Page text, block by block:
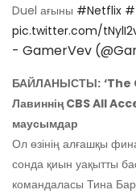
Duel ағыны #Netflix #
pic.twitter.com/
- GamerVev
БАЙЛАНЫСТЫ: ‘The
Лавиннің CBS All
маусымдар
Ол өзінің алғашқы
сонда қиын уақытты
командаласы Тина